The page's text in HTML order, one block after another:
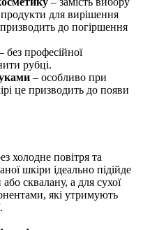
для вирішення
до погіршення
без професійної
рубці.
– особливо при
це призводить до появи
холодне повітря та
шкіри ідеально підійде
сквалану, а для сухої
які утримують